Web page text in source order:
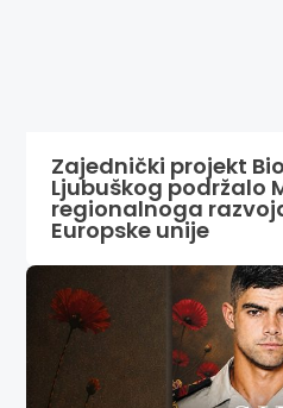
Zajednički projekt
Ljubuškog podržalo
regionalnoga
Europske unije